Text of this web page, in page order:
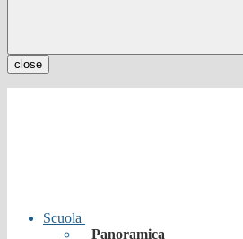
close
Scuola
Panoramica